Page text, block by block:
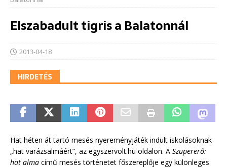
Elszabadult tigris a Balatonnál
2013-04-18
HIRDETÉS
Hat héten át tartó mesés nyereményjáték indult iskolásoknak
„hat varázsalmáért”, az egyszervolt.hu oldalon. A Szupererő:
hat alma című mesés történetet főszereplője egy különleges